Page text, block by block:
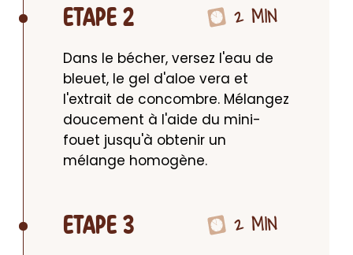
ETAPE 2 2 MIN
Dans le bécher, versez l'eau de
bleuet, le gel d'aloe vera et
l'extrait de concombre. Mélangez
doucement à l'aide du mini-
fouet jusqu'à obtenir un
mélange homogène.
ETAPE 3 2 MIN